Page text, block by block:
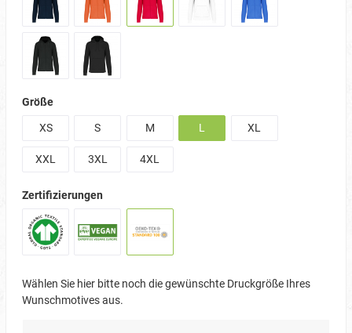
Größe
XS
S M L XL
XXL 3XL 4XL
Zertifizierungen
Wählen Sie hier bitte noch die gewünschte Druckgröße Ihres
Wunschmotives aus.